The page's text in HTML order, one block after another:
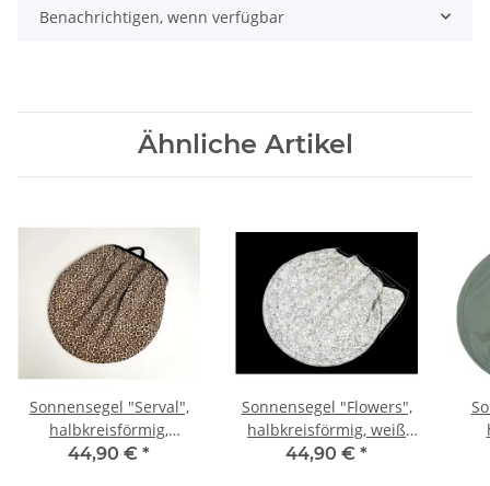
Benachrichtigen, wenn verfügbar
Ähnliche Artikel
Sonnensegel "Serval",
halbkreisförmig,
bedruckt
44,90 € *
Sonnensegel "Flowers",
halbkreisförmig, weiß
bedruckt
44,90 € *